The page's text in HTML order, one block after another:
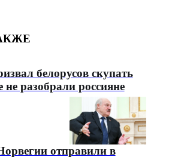
белорусов скупать
не разобрали россияне
отправили в